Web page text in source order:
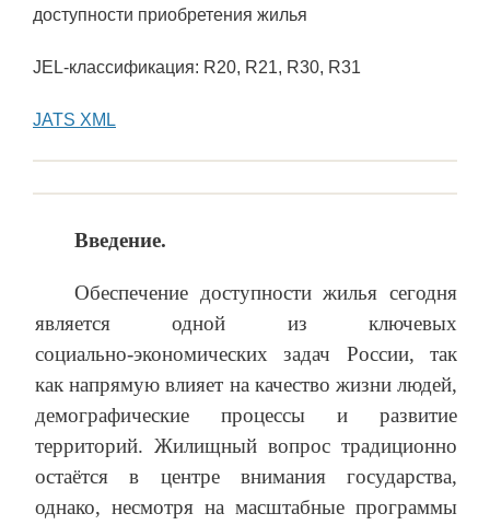
доступности приобретения жилья
JEL-классификация: R20, R21, R30, R31
JATS XML
Введение.
Обеспечение доступности жилья сегодня
является одной из ключевых
социально‑экономических задач России, так
как напрямую влияет на качество жизни людей,
демографические процессы и развитие
территорий. Жилищный вопрос традиционно
остаётся в центре внимания государства,
однако, несмотря на масштабные программы